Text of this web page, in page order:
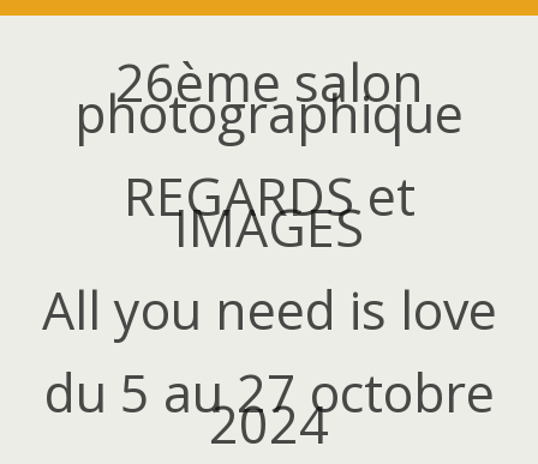
26ème salon
photographique
REGARDS et
IMAGES
All you need is love
du 5 au 27 octobre
2024